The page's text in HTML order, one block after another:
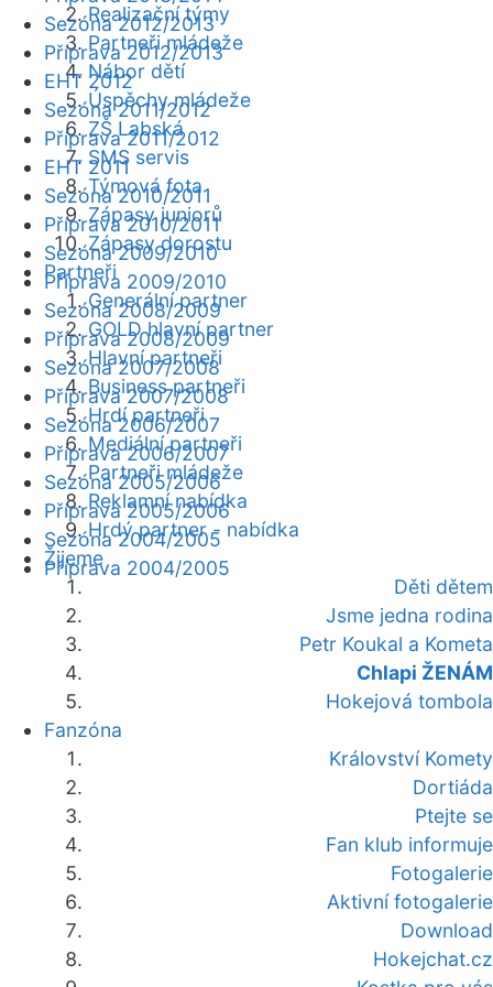
Realizační týmy
Partneři mládeže
Nábor dětí
Úspěchy mládeže
ZŠ Labská
SMS servis
Týmová fota
Zápasy juniorů
Zápasy dorostu
Partneři
Generální partner
GOLD hlavní partner
Hlavní partneři
Business partneři
Hrdí partneři
Mediální partneři
Partneři mládeže
Reklamní nabídka
Hrdý partner - nabídka
Žijeme
Děti dětem
Jsme jedna rodina
Petr Koukal a Kometa
Chlapi ŽENÁM
Hokejová tombola
Fanzóna
Království Komety
Dortiáda
Ptejte se
Fan klub informuje
Fotogalerie
Aktivní fotogalerie
Download
Hokejchat.cz
Sezóna 2012/2013
Příprava 2012/2013
EHT 2012
Sezóna 2011/2012
Příprava 2011/2012
EHT 2011
Sezóna 2010/2011
Příprava 2010/2011
Sezóna 2009/2010
Příprava 2009/2010
Sezóna 2008/2009
Příprava 2008/2009
Sezóna 2007/2008
Příprava 2007/2008
Sezóna 2006/2007
Příprava 2006/2007
Sezóna 2005/2006
Příprava 2005/2006
Sezóna 2004/2005
Příprava 2004/2005